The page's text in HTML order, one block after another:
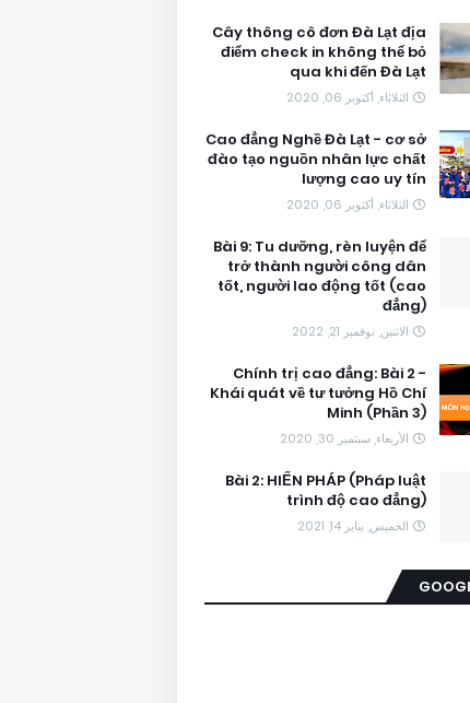
Cây thông cô đơn Đà Lạt địa
điểm check in không thể bỏ
qua khi đến Đà Lạt
الثلاثاء, أكتوبر 06, 2020
Cao đẳng Nghề Đà Lạt - cơ sở
đào tạo nguồn nhân lực chất
lượng cao uy tín
الثلاثاء, أكتوبر 06, 2020
Bài 9: Tu dưỡng, rèn luyện để
trở thành người công dân
tốt, người lao động tốt (cao
đẳng)
الاثنين, نوفمبر 21, 2022
Chính trị cao đẳng: Bài 2 -
Khái quát về tư tưởng Hồ Chí
Minh (Phần 3)
الأربعاء, سبتمبر 30, 2020
Bài 2: HIẾN PHÁP (Pháp luật
trình độ cao đẳng)
الخميس, يناير 14, 2021